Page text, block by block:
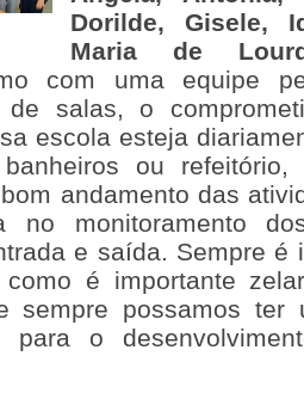
Dorilde, Gisele,
Maria de
com uma equipe
de salas, o
escola esteja
ou refeitório,
andamento das
no monitoramento
e saída. Sempre é
como é importante
sempre possamos ter
para o